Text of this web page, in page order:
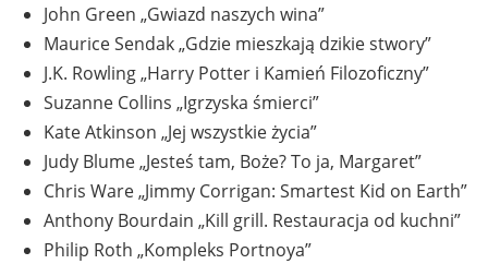
John Green „Gwiazd naszych wina”
Maurice Sendak „Gdzie mieszkają dzikie stwory”
J.K. Rowling „Harry Potter i Kamień Filozoficzny”
Suzanne Collins „Igrzyska śmierci”
Kate Atkinson „Jej wszystkie życia”
Judy Blume „Jesteś tam, Boże? To ja, Margaret”
Chris Ware „Jimmy Corrigan: Smartest Kid on Earth”
Anthony Bourdain „Kill grill. Restauracja od kuchni”
Philip Roth „Kompleks Portnoya”